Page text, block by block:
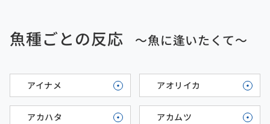
魚種ごとの反応 ～魚に逢いたくて～
アイナメ アオリイカ
アカハタ アカムツ